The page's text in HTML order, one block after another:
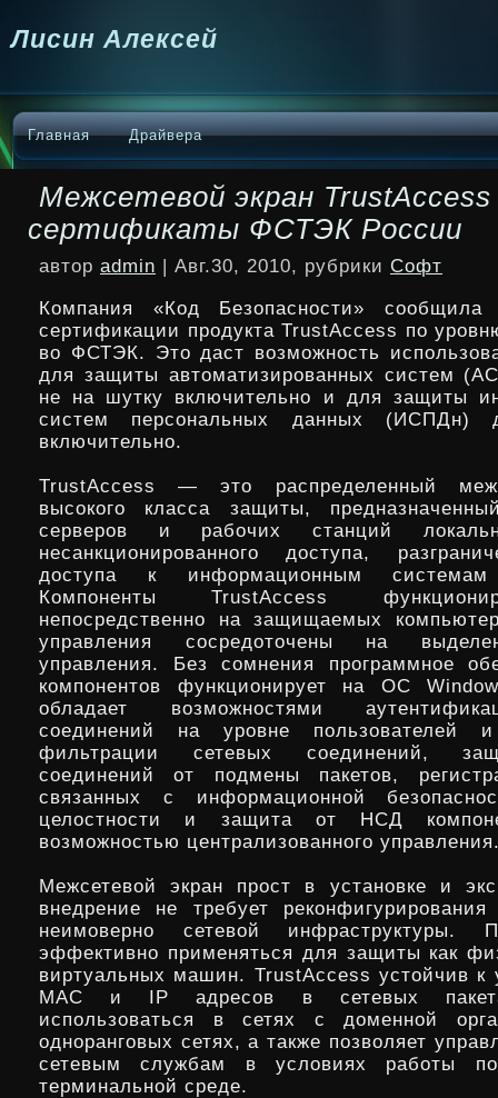
Лисин Алексей
Главная Драйвера
Межсетевой экран TrustAccess
сертификаты ФСТЭК России
автор admin | Авг.30, 2010, рубрики Софт
Компания «Код Безопасности»
сертификации продукта TrustAccess по
во ФСТЭК. Это даст возможность
для защиты автоматизированных систем
не на шутку включительно и для защиты
систем персональных данных (ИСПДн)
включительно.
TrustAccess — это распределенный
высокого класса защиты,
серверов и рабочих станций
несанкционированного доступа,
доступа к информационным системам
Компоненты TrustAccess
непосредственно на защищаемых
управления сосредоточены на
управления. Без сомнения программное
компонентов функционирует на ОС
обладает возможностями
соединений на уровне пользователей и
фильтрации сетевых соединений,
соединений от подмены пакетов,
связанных с информационной
целостности и защита от НСД
возможностью централизованного
Межсетевой экран прост в установке и
внедрение не требует
неимоверно сетевой инфраструктуры.
эффективно применяться для защиты как
виртуальных машин. TrustAccess устойчив к
MAC и IP адресов в сетевых
использоваться в сетях с доменной
одноранговых сетях, а также позволяет
сетевым службам в условиях работы
терминальной среде.